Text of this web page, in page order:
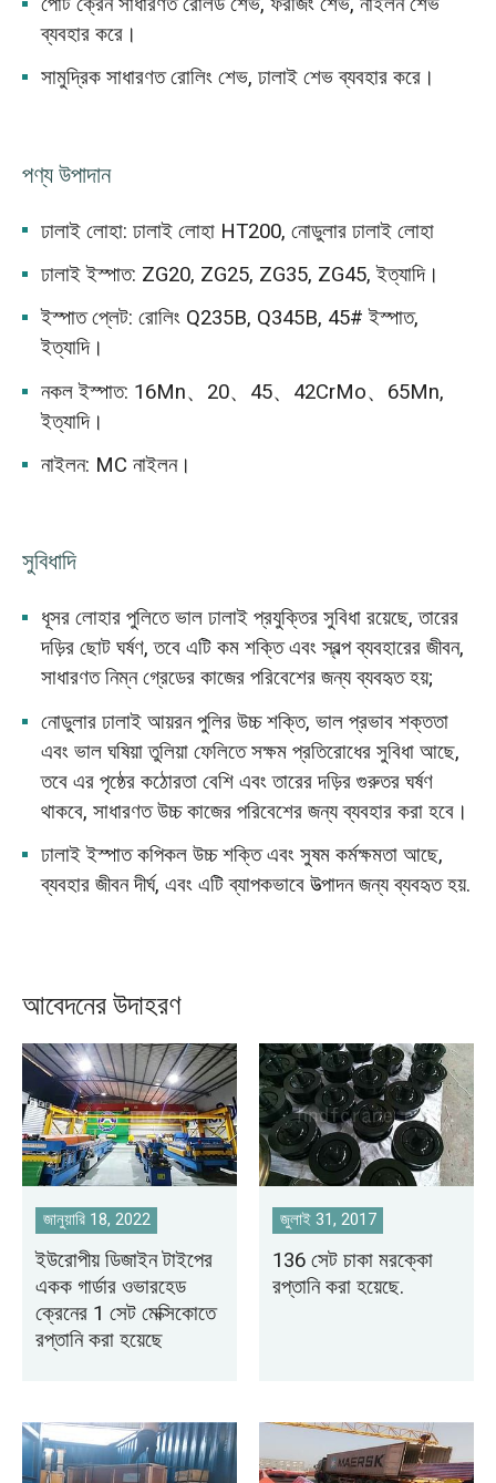
ব্যবহার করে।
সামুদ্রিক সাধারণত রোলিং শেভ, ঢালাই শেভ ব্যবহার করে।
পণ্য উপাদান
ঢালাই লোহা: ঢালাই লোহা HT200, নোডুলার ঢালাই লোহা
ঢালাই ইস্পাত: ZG20, ZG25, ZG35, ZG45, ইত্যাদি।
ইস্পাত প্লেট: রোলিং Q235B, Q345B, 45# ইস্পাত,
ইত্যাদি।
নকল ইস্পাত: 16Mn、20、45、42CrMo、65Mn,
ইত্যাদি।
নাইলন: MC নাইলন।
সুবিধাদি
ধূসর লোহার পুলিতে ভাল ঢালাই প্রযুক্তির সুবিধা রয়েছে, তারের
দড়ির ছোট ঘর্ষণ, তবে এটি কম শক্তি এবং স্বল্প ব্যবহারের জীবন,
সাধারণত নিম্ন গ্রেডের কাজের পরিবেশের জন্য ব্যবহৃত হয়;
নোডুলার ঢালাই আয়রন পুলির উচ্চ শক্তি, ভাল প্রভাব শক্ততা
এবং ভাল ঘষিয়া তুলিয়া ফেলিতে সক্ষম প্রতিরোধের সুবিধা আছে,
তবে এর পৃষ্ঠের কঠোরতা বেশি এবং তারের দড়ির গুরুতর ঘর্ষণ
থাকবে, সাধারণত উচ্চ কাজের পরিবেশের জন্য ব্যবহার করা হবে।
ঢালাই ইস্পাত কপিকল উচ্চ শক্তি এবং সুষম কর্মক্ষমতা আছে,
ব্যবহার জীবন দীর্ঘ, এবং এটি ব্যাপকভাবে উত্পাদন জন্য ব্যবহৃত হয়.
আবেদনের উদাহরণ
জানুয়ারি 18, 2022
ইউরোপীয় ডিজাইন টাইপের
একক গার্ডার ওভারহেড
ক্রেনের 1 সেট মেক্সিকোতে
রপ্তানি করা হয়েছে
জুলাই 31, 2017
136 সেট চাকা মরক্কো
রপ্তানি করা হয়েছে.